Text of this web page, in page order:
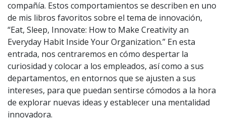
compañía. Estos comportamientos se describen en uno
de mis libros favoritos sobre el tema de innovación,
“Eat, Sleep, Innovate: How to Make Creativity an
Everyday Habit Inside Your Organization.” En esta
entrada, nos centraremos en cómo despertar la
curiosidad y colocar a los empleados, así como a sus
departamentos, en entornos que se ajusten a sus
intereses, para que puedan sentirse cómodos a la hora
de explorar nuevas ideas y establecer una mentalidad
innovadora.